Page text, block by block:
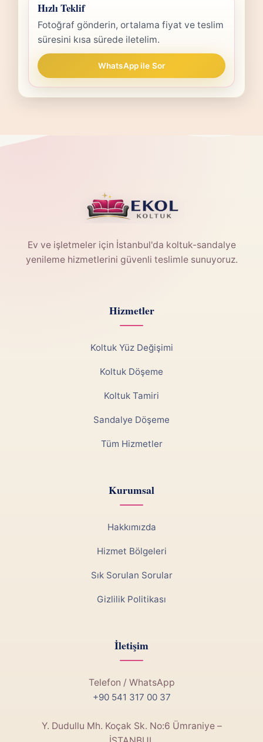
Hızlı Teklif
Fotoğraf gönderin, ortalama fiyat ve teslim
süresini kısa sürede iletelim.
WhatsApp ile Sor
Ev ve işletmeler için İstanbul'da koltuk-sandalye
yenileme hizmetlerini güvenli teslimle sunuyoruz.
Hizmetler
Koltuk Yüz Değişimi
Koltuk Döşeme
Koltuk Tamiri
Sandalye Döşeme
Tüm Hizmetler
Kurumsal
Hakkımızda
Hizmet Bölgeleri
Sık Sorulan Sorular
Gizlilik Politikası
İletişim
Telefon / WhatsApp
+90 541 317 00 37
Y. Dudullu Mh. Koçak Sk. No:6 Ümraniye –